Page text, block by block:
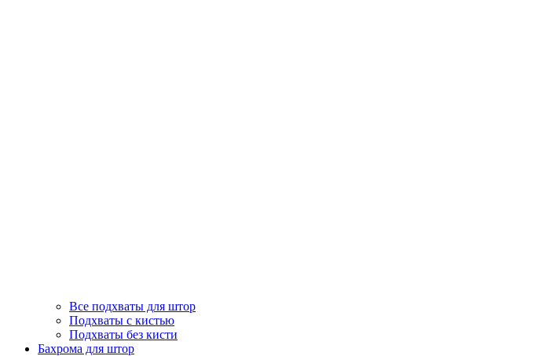
Все подхваты для штор
Подхваты с кистью
Подхваты без кисти
Бахрома для штор